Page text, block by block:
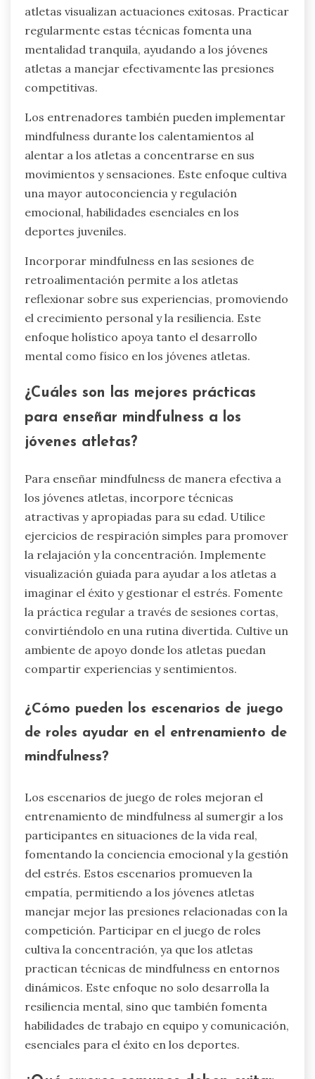
atletas visualizan actuaciones exitosas. Practicar
regularmente estas técnicas fomenta una
mentalidad tranquila, ayudando a los jóvenes
atletas a manejar efectivamente las presiones
competitivas.
Los entrenadores también pueden implementar
mindfulness durante los calentamientos al
alentar a los atletas a concentrarse en sus
movimientos y sensaciones. Este enfoque cultiva
una mayor autoconciencia y regulación
emocional, habilidades esenciales en los
deportes juveniles.
Incorporar mindfulness en las sesiones de
retroalimentación permite a los atletas
reflexionar sobre sus experiencias, promoviendo
el crecimiento personal y la resiliencia. Este
enfoque holístico apoya tanto el desarrollo
mental como físico en los jóvenes atletas.
¿Cuáles son las mejores prácticas
para enseñar mindfulness a los
jóvenes atletas?
Para enseñar mindfulness de manera efectiva a
los jóvenes atletas, incorpore técnicas
atractivas y apropiadas para su edad. Utilice
ejercicios de respiración simples para promover
la relajación y la concentración. Implemente
visualización guiada para ayudar a los atletas a
imaginar el éxito y gestionar el estrés. Fomente
la práctica regular a través de sesiones cortas,
convirtiéndolo en una rutina divertida. Cultive un
ambiente de apoyo donde los atletas puedan
compartir experiencias y sentimientos.
¿Cómo pueden los escenarios de juego
de roles ayudar en el entrenamiento de
mindfulness?
Los escenarios de juego de roles mejoran el
entrenamiento de mindfulness al sumergir a los
participantes en situaciones de la vida real,
fomentando la conciencia emocional y la gestión
del estrés. Estos escenarios promueven la
empatía, permitiendo a los jóvenes atletas
manejar mejor las presiones relacionadas con la
competición. Participar en el juego de roles
cultiva la concentración, ya que los atletas
practican técnicas de mindfulness en entornos
dinámicos. Este enfoque no solo desarrolla la
resiliencia mental, sino que también fomenta
habilidades de trabajo en equipo y comunicación,
esenciales para el éxito en los deportes.